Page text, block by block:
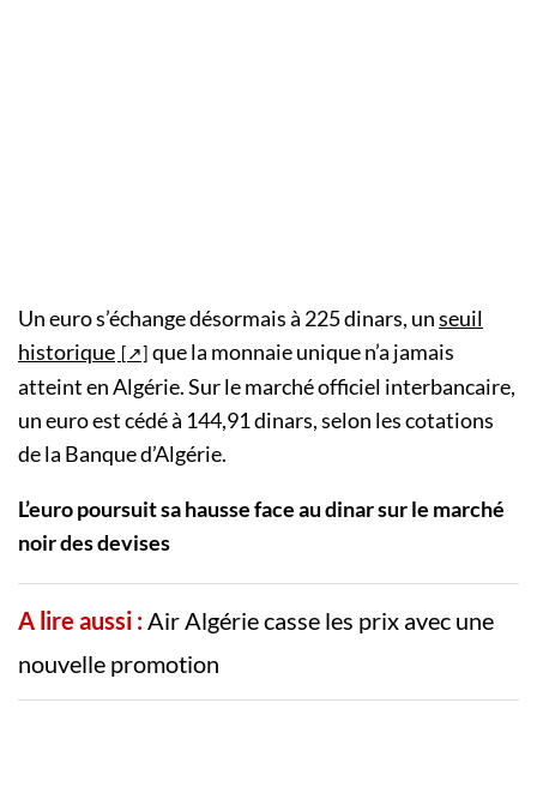
Un euro s’échange désormais à 225 dinars, unseuil
historique
que la monnaie unique n’a jamais
atteint en Algérie. Sur le marché officiel interbancaire,
un euro est cédé à 144,91 dinars, selon les cotations
de la Banque d’Algérie.
L’euro poursuit sa hausse face au dinar sur le marché
noir des devises
A lire aussi :Air Algérie casse les prix avec une
nouvelle promotion